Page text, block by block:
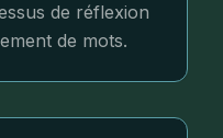
de réflexion
de mots.